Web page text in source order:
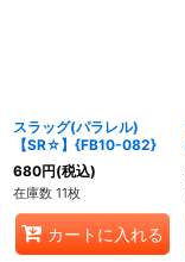
スラッグ(パラレル)
【SR☆】{FB10-082}
680円(税込)
在庫数 11枚
カートに入れる